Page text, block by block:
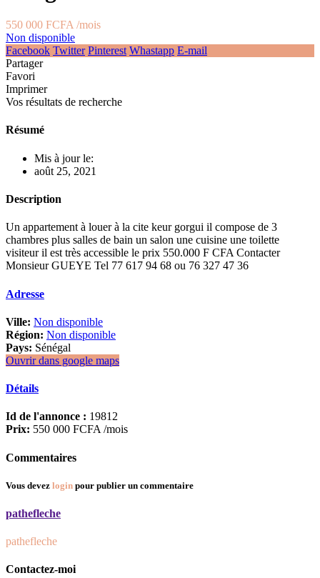
550 000 FCFA /mois
Non disponible
Facebook Twitter Pinterest Whastapp E-mail
Partager
Favori
Imprimer
Vos résultats de recherche
Résumé
Mis à jour le:
août 25, 2021
Description
Un appartement à louer à la cite keur gorgui il compose de 3
chambres plus salles de bain un salon une cuisine une toilette
visiteur il est très accessible le prix 550.000 F CFA Contacter
Monsieur GUEYE Tel 77 617 94 68 ou 76 327 47 36
Adresse
Ville: Non disponible
Région: Non disponible
Pays: Sénégal
Ouvrir dans google maps
Détails
Id de l'annonce : 19812
Prix: 550 000 FCFA /mois
Commentaires
Vous devez login pour publier un commentaire
pathefleche
pathefleche
Contactez-moi